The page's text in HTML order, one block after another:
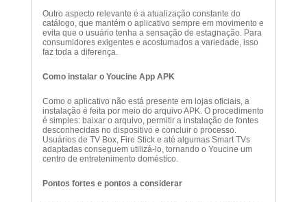
Outro aspecto relevante é a atualização constante do
catálogo, que mantém o aplicativo sempre em movimento e
evita que o usuário tenha a sensação de estagnação. Para
consumidores exigentes e acostumados a variedade, isso
faz toda a diferença.
Como instalar o Youcine App APK
Como o aplicativo não está presente em lojas oficiais, a
instalação é feita por meio do arquivo APK. O procedimento
é simples: baixar o arquivo, permitir a instalação de fontes
desconhecidas no dispositivo e concluir o processo.
Usuários de TV Box, Fire Stick e até algumas Smart TVs
adaptadas conseguem utilizá-lo, tornando o Youcine um
centro de entretenimento doméstico.
Pontos fortes e pontos a considerar